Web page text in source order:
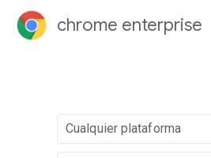
chrome enterprise
Cualquier plataforma